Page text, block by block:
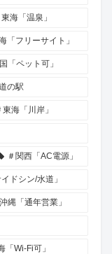
東海「温泉」
「フリーサイト」
「ペット可」
の駅
東海「川岸」
＃関西「AC電源」
ドシン/水道」
縄「通年営業」
「Wi-Fi可」